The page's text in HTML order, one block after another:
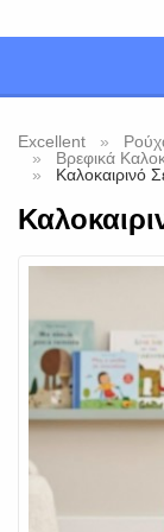
Excellent
Βρεφικά
Καλοκαιρινό